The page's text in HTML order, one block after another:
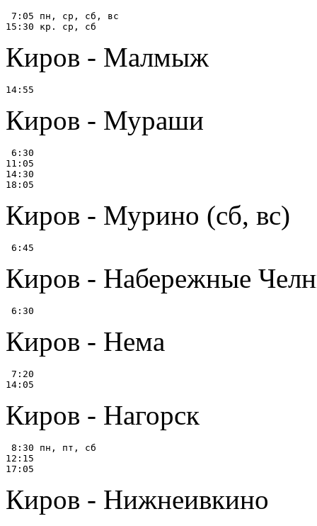
7:05 пн, ср, сб, вс
Киров - Малмыж
Киров - Мураши
6:30
11:05
14:30
Киров - Мурино (сб, вс)
Киров - Набережные
Киров - Нема
7:20
Киров - Нагорск
8:30 пн, пт, сб
12:15
Киров - Нижнеивкино